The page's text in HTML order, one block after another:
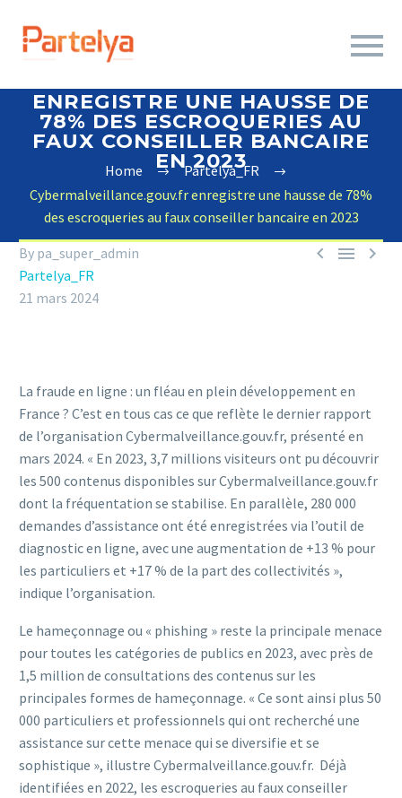
ENREGISTRE UNE HAUSSE DE
78% DES ESCROQUERIES AU
FAUX CONSEILLER BANCAIRE
EN 2023
Home
Partelya_FR
Cybermalveillance.gouv.fr enregistre une hausse de 78%
des escroqueries au faux conseiller bancaire en 2023
  
By pa_super_admin
Partelya_FR
21 mars 2024
La fraude en ligne : un fléau en plein développement en
France ? C’est en tous cas ce que reflète le dernier rapport
de l’organisation Cybermalveillance.gouv.fr, présenté en
mars 2024. « En 2023, 3,7 millions visiteurs ont pu découvrir
les 500 contenus disponibles sur Cybermalveillance.gouv.fr
dont la fréquentation se stabilise. En parallèle, 280 000
demandes d’assistance ont été enregistrées via l’outil de
diagnostic en ligne, avec une augmentation de +13 % pour
les particuliers et +17 % de la part des collectivités »,
indique l’organisation.
Le hameçonnage ou « phishing » reste la principale menace
pour toutes les catégories de publics en 2023, avec près de
1,5 million de consultations des contenus sur les
principales formes de hameçonnage. « Ce sont ainsi plus 50
000 particuliers et professionnels qui ont recherché une
assistance sur cette menace qui se diversifie et se
sophistique », illustre Cybermalveillance.gouv.fr. Déjà
identifiées en 2022, les escroqueries au faux conseiller